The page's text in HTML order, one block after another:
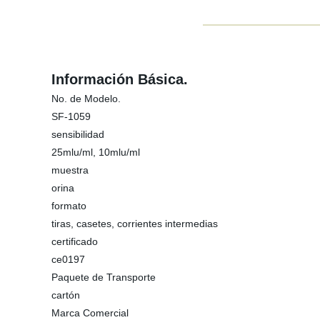
Información Básica.
No. de Modelo.
SF-1059
sensibilidad
25mlu/ml, 10mlu/ml
muestra
orina
formato
tiras, casetes, corrientes intermedias
certificado
ce0197
Paquete de Transporte
cartón
Marca Comercial